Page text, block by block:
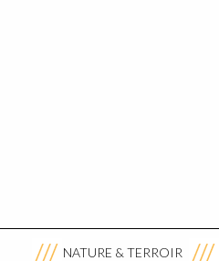
NATURE & TERROIR